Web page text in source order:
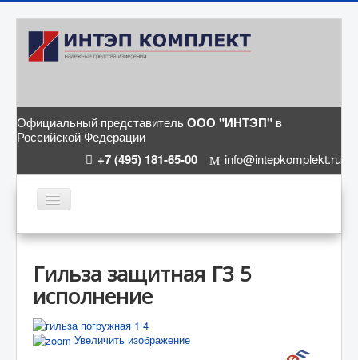
Официальный представительООО "ИНТЭП" в
Российской Федерации
+7 (495) 181-65-00 info@intepkomplekt.ru
ГЛАВНАЯ
КАТАЛОГ
СТАТЬИ
О КОМПАНИИ
КОНТАКТЫ
Гильза защитная ГЗ 5
исполнение
Увеличить изображение